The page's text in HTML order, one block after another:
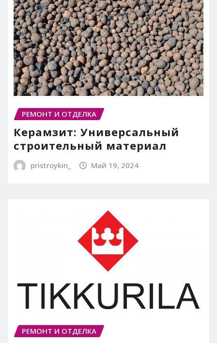
РЕМОНТ И ОТДЕЛКА
Керамзит: Универсальный
строительный материал
pristroykin_ Май 19, 2024
РЕМОНТ И ОТДЕЛКА